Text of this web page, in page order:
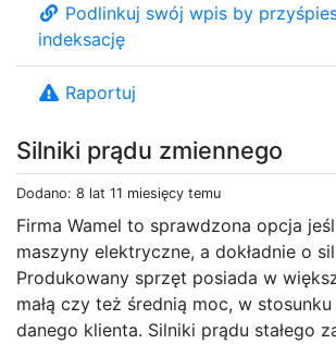
Silniki prądu zmiennego
Dodano: 8 lat 11 miesięcy temu
Firma Wamel to sprawdzona opcja
maszyny elektryczne, a dokładnie o
Produkowany sprzęt posiada w
małą czy też średnią moc, w
danego klienta. Silniki prądu stałego
Podlinkuj swój wpis by
indeksację
Raportuj